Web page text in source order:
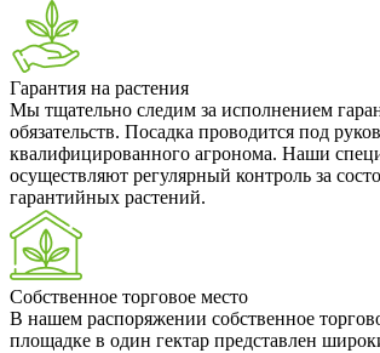
Гарантия на растения
Мы тщательно следим за исполнением
обязательств. Посадка проводится под
квалифицированного агронома. Наши
осуществляют регулярный контроль за
гарантийных растений.
Собственное торговое место
В нашем распоряжении собственное
площадке в один гектар представлен